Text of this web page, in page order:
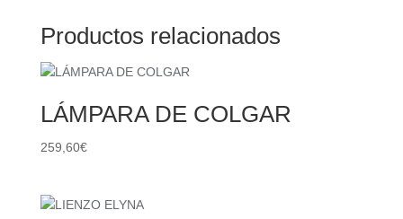
Productos relacionados
LÁMPARA DE COLGAR
259,60€